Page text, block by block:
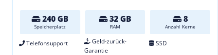
240 GB
Speicherplatz
32 GB
RAM
8
Anzahl Kerne
Telefonsupport
Geld-zurück-
Garantie
SSD